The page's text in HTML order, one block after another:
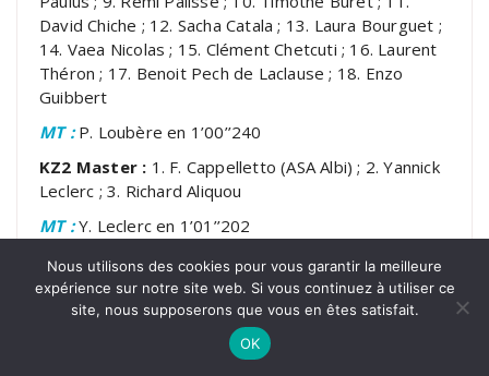
David Chiche ; 12. Sacha Catala ; 13. Laura Bourguet ;
14. Vaea Nicolas ; 15. Clément Chetcuti ; 16. Laurent
Théron ; 17. Benoit Pech de Laclause ; 18. Enzo
Guibbert
MT :P. Loubère en 1’00’’240
KZ2 Master : 1. F. Cappelletto (ASA Albi) ; 2. Yannick
Leclerc ; 3. Richard Aliquou
MT :Y. Leclerc en 1’01’’202
KZ2 Gentleman : 1. Hakim Ait Ouaret (KCPOM) ; 2.
Jean-Pierre Méchin
MT :H. Ait Ouaret en 1’01’’538
Texte Olivier CEBE / Photos Stéphane Agnus
Nous utilisons des cookies pour vous garantir la meilleure
expérience sur notre site web. Si vous continuez à utiliser ce
site, nous supposerons que vous en êtes satisfait.
OK